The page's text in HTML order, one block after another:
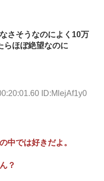
さそうなのによく10万
らほぼ絶望なのに
ID:MlejAf1y0
中では好きだよ。
？